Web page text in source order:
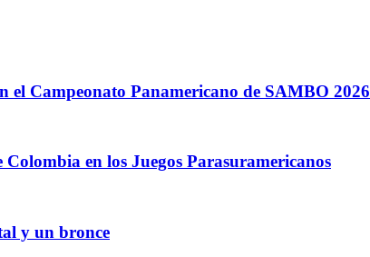
el Campeonato Panamericano de SAMBO 2026
en los Juegos Parasuramericanos
y un bronce